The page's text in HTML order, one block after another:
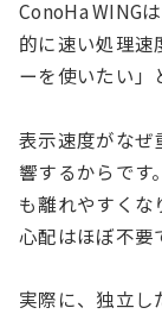
ConoHa WING
的に速い処理速
ーを使いたい」
表示速度がなぜ
響するからです
も離れやすくな
心配はほぼ不要
実際に、独立し